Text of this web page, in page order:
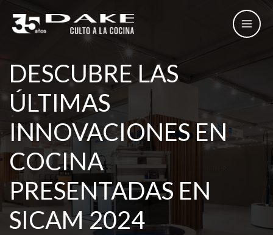
contenido
DESCUBRE LAS
ÚLTIMAS
INNOVACIONES EN
COCINA
PRESENTADAS EN
SICAM 2024